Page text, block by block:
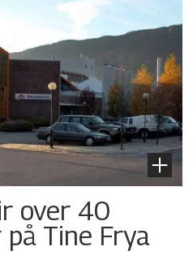
over 40
Tine Frya